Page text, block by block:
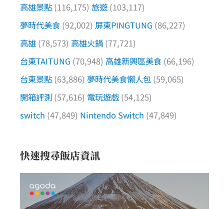
高雄景點 (116,175) 旅遊 (103,117)
夢時代美食 (92,002) 屏東PINGTUNG (86,227)
高雄 (78,573) 高雄火鍋 (77,721)
台東TAITUNG (70,948) 高雄新興區美食 (66,196)
台東景點 (63,886) 夢時代美食懶人包 (59,065)
開箱評測 (57,616) 電玩遊戲 (54,125)
switch (47,849) Nintendo Switch (47,849)
快速搜尋飯店資訊